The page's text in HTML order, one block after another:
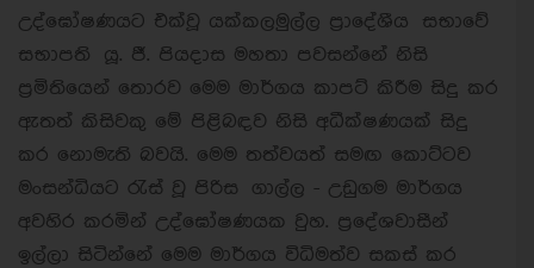
උද්ඝෝෂණයට එක්වූ යක්කලමුල්ල ප්‍රාදේශීය සභාවේ
සභාපති යූ. ජී. පියදාස මහතා පවසන්නේ නිසි
ප්‍රමිතියෙන් තොරව මෙම මාර්ගය කාපට් කිරීම සිදු කර
ඇතත් කිසිවකු මේ පිළිබඳව නිසි අධීක්ෂණයක් සිදු
කර නොමැති බවයි. මෙම තත්වයත් සමඟ කොට්ටව
මංසන්ධියට රැස් වූ පිරිස ගාල්ල - උඩුගම මාර්ගය
අවහිර කරමින් උද්ඝෝෂණයක වුහ. ප්‍රදේශවාසීන්
ඉල්ලා සිටින්නේ මෙම මාර්ගය විධිමත්ව සකස් කර